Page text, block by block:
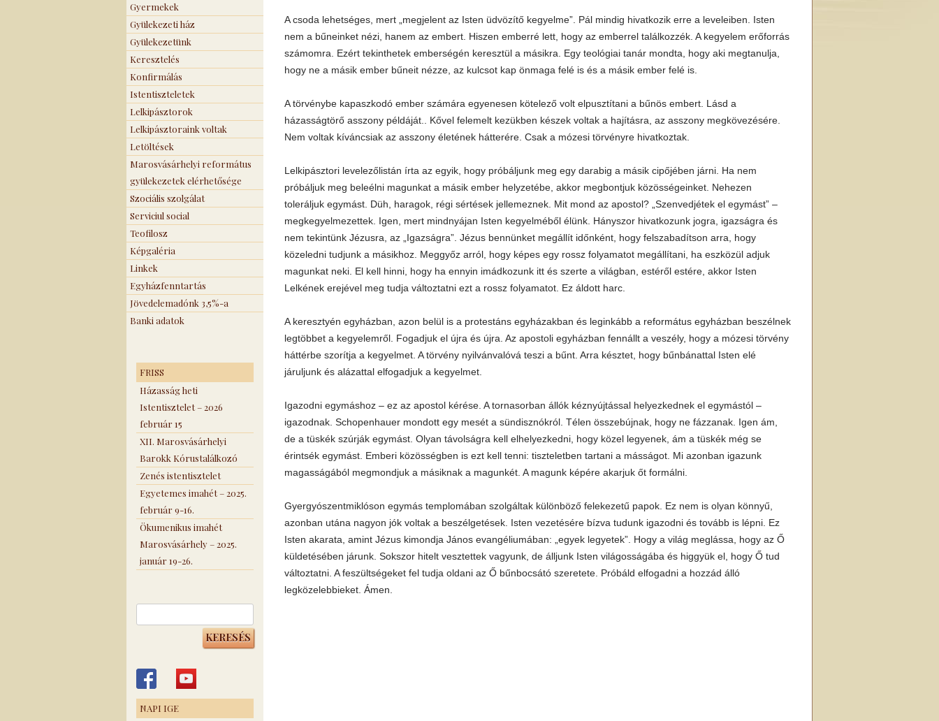
Gyermekek
Gyülekezeti ház
Gyülekezetünk
Keresztelés
Konfirmálás
Istentiszteletek
Lelkipásztorok
Lelkipásztoraink voltak
Letöltések
Marosvásárhelyi református
gyülekezetek elérhetősége
Szociális szolgálat
Serviciul social
Teofilosz
Képgaléria
Linkek
Egyházfenntartás
Jövedelemadónk 3,5%-a
Banki adatok
FRISS
Házasság heti
Istentisztelet – 2026
február 15
XII. Marosvásárhelyi
Barokk Kórustalálkozó
Zenés istentisztelet
Egyetemes imahét – 2025.
február 9-16.
Ökumenikus imahét
Marosvásárhely – 2025.
január 19-26.
NAPI IGE
A csoda lehetséges, mert „megjelent az Isten üdvözítő kegyelme”. Pál mindig hivatkozik erre a leveleiben. Isten
nem a bűneinket nézi, hanem az embert. Hiszen emberré lett, hogy az emberrel találkozzék. A kegyelem erőforrás
számomra. Ezért tekinthetek emberségén keresztül a másikra. Egy teológiai tanár mondta, hogy aki megtanulja,
hogy ne a másik ember bűneit nézze, az kulcsot kap önmaga felé is és a másik ember felé is.
A törvénybe kapaszkodó ember számára egyenesen kötelező volt elpusztítani a bűnös embert. Lásd a
házasságtörő asszony példáját.. Kővel felemelt kezükben készek voltak a hajításra, az asszony megkövezésére.
Nem voltak kíváncsiak az asszony életének hátterére. Csak a mózesi törvényre hivatkoztak.
Lelkipásztori levelezőlistán írta az egyik, hogy próbáljunk meg egy darabig a másik cipőjében járni. Ha nem
próbáljuk meg beleélni magunkat a másik ember helyzetébe, akkor megbontjuk közösségeinket. Nehezen
toleráljuk egymást. Düh, haragok, régi sértések jellemeznek. Mit mond az apostol? „Szenvedjétek el egymást” –
megkegyelmezettek. Igen, mert mindnyájan Isten kegyelméből élünk. Hányszor hivatkozunk jogra, igazságra és
nem tekintünk Jézusra, az „Igazságra”. Jézus bennünket megállít időnként, hogy felszabadítson arra, hogy
közeledni tudjunk a másikhoz. Meggyőz arról, hogy képes egy rossz folyamatot megállítani, ha eszközül adjuk
magunkat neki. El kell hinni, hogy ha ennyin imádkozunk itt és szerte a világban, estéről estére, akkor Isten
Lelkének erejével meg tudja változtatni ezt a rossz folyamatot. Ez áldott harc.
A keresztyén egyházban, azon belül is a protestáns egyházakban és leginkább a református egyházban beszélnek
legtöbbet a kegyelemről. Fogadjuk el újra és újra. Az apostoli egyházban fennállt a veszély, hogy a mózesi törvény
háttérbe szorítja a kegyelmet. A törvény nyilvánvalóvá teszi a bűnt. Arra késztet, hogy bűnbánattal Isten elé
járuljunk és alázattal elfogadjuk a kegyelmet.
Igazodni egymáshoz – ez az apostol kérése. A tornasorban állók kéznyújtással helyezkednek el egymástól –
igazodnak. Schopenhauer mondott egy mesét a sündisznókról. Télen összebújnak, hogy ne fázzanak. Igen ám,
de a tüskék szúrják egymást. Olyan távolságra kell elhelyezkedni, hogy közel legyenek, ám a tüskék még se
érintsék egymást. Emberi közösségben is ezt kell tenni: tiszteletben tartani a másságot. Mi azonban igazunk
magasságából megmondjuk a másiknak a magunkét. A magunk képére akarjuk őt formálni.
Gyergyószentmiklóson egymás templomában szolgáltak különböző felekezetű papok. Ez nem is olyan könnyű,
azonban utána nagyon jók voltak a beszélgetések. Isten vezetésére bízva tudunk igazodni és tovább is lépni. Ez
Isten akarata, amint Jézus kimondja János evangéliumában: „egyek legyetek”. Hogy a világ meglássa, hogy az Ő
küldetésében járunk. Sokszor hitelt vesztettek vagyunk, de álljunk Isten világosságába és higgyük el, hogy Ő tud
változtatni. A feszültségeket fel tudja oldani az Ő bűnbocsátó szeretete. Próbáld elfogadni a hozzád álló
legközelebbieket. Ámen.